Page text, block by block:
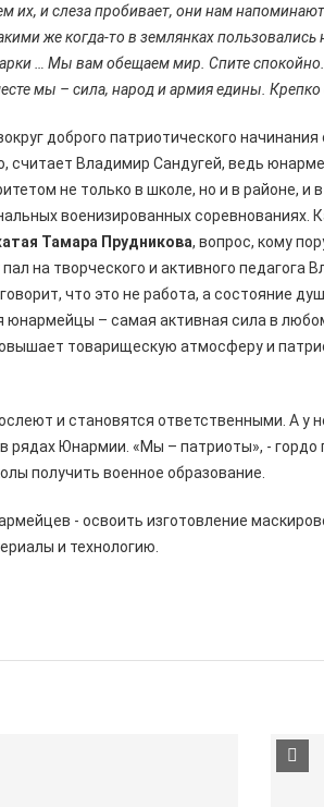
их, и слеза пробивает, они нам
же когда-то в землянках
… Мы вам обещаем мир. Спите
мы – сила, народ и армия едины. Крепко
доброго патриотического
считает Владимир Сандугей, ведь
не только в школе, но и в районе, и
военизированных соревнованиях.
Тамара Прудникова, вопрос, кому
на творческого и активного педагога
что это не работа, а состояние
юнармейцы – самая активная сила в
товарищескую атмосферу и
и становятся ответственными. А у
рядах Юнармии. «Мы – патриоты», - гордо
получить военное образование.
- освоить изготовление
и технологию.